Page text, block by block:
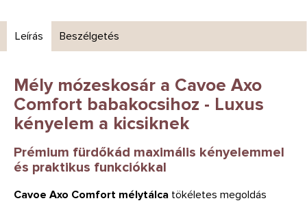
Leírás Beszélgetés
Mély mózeskosár a Cavoe Axo
Comfort babakocsihoz - Luxus
kényelem a kicsiknek
Prémium fürdőkád maximális kényelemmel
és praktikus funkciókkal
Cavoe Axo Comfort mélytálca tökéletes megoldás